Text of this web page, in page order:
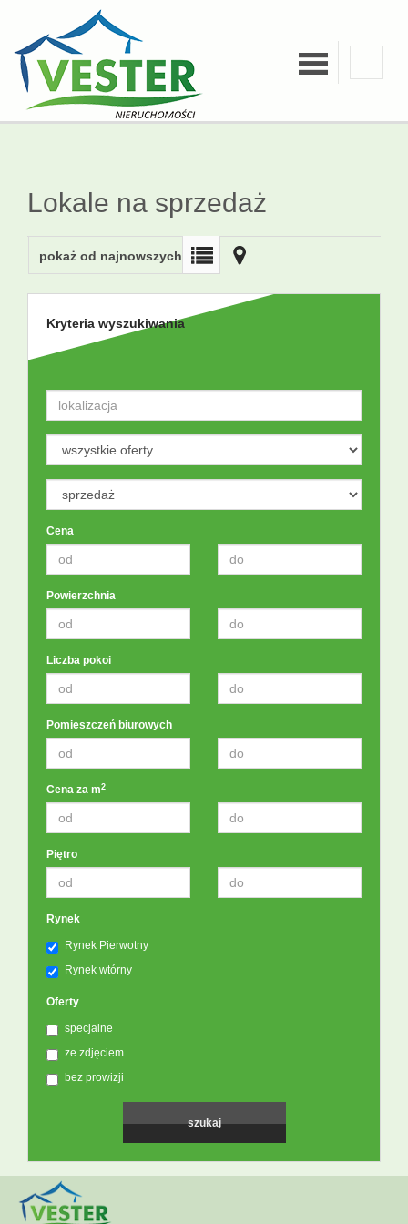
O firmie
Notatnik
Lokale na sprzedaż
pokaż od najnowszych
Kryteria wyszukiwania
Cena
Powierzchnia
Liczba pokoi
Pomieszczeń biurowych
Cena za m2
Piętro
Rynek
Rynek Pierwotny
Rynek wtórny
Oferty
specjalne
ze zdjęciem
bez prowizji